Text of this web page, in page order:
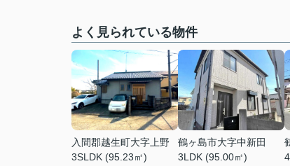
よく見られている物件
入間郡越生町大字上野
3SLDK (95.23㎡)
鶴ヶ島市大字中新田
3LDK (95.00㎡)